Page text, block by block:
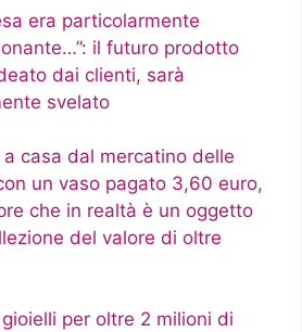
era particolarmente
il futuro prodotto
dai clienti, sarà
svelato
a casa dal mercatino delle
un vaso pagato 3,60 euro,
che in realtà è un oggetto
del valore di oltre
per oltre 2 milioni di